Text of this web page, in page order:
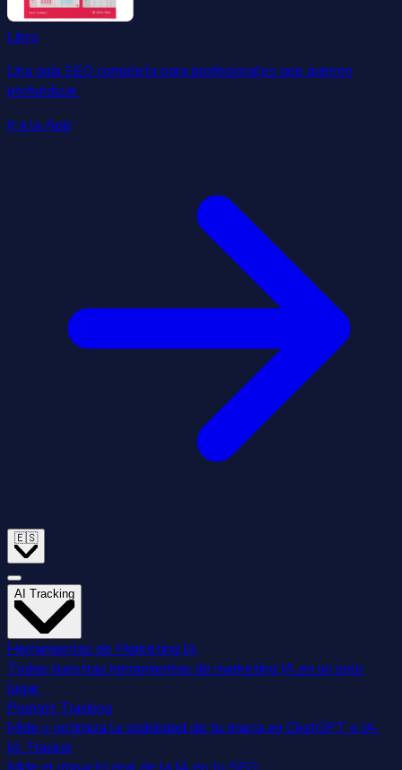
Libro
Una guía SEO completa para profesionales que quieren
profundizar.
Ir a la App
🇪🇸
AI Tracking
Herramientas de Marketing IA
Todas nuestras herramientas de marketing IA en un solo
lugar.
Prompt Tracking
Mide y optimiza la visibilidad de tu marca en ChatGPT e IA.
IA Tracker